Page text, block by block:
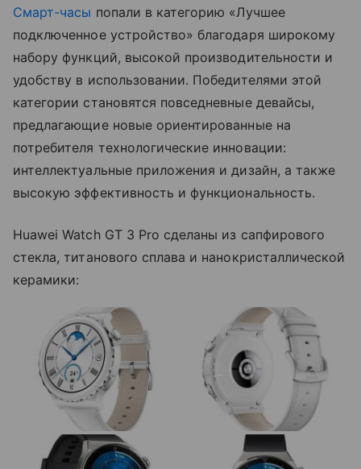
Смарт-часы попали в категорию «Лучшее
подключенное устройство» благодаря широкому
набору функций, высокой производительности и
удобству в использовании. Победителями этой
категории становятся повседневные девайсы,
предлагающие новые ориентированные на
потребителя технологические инновации:
интеллектуальные приложения и дизайн, а также
высокую эффективность и функциональность.
Huawei Watch GT 3 Pro сделаны из сапфирового
стекла, титанового сплава и нанокристаллической
керамики: